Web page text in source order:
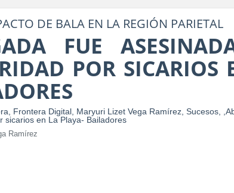
DE BALA EN LA REGIÓN PARIETAL
FUE
POR SICARIOS
Ramírez